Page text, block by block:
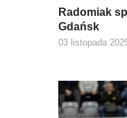
Radomiak
Gdańsk
03 listopada